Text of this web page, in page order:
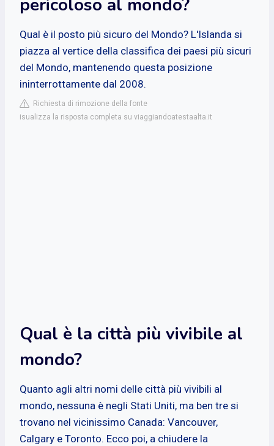
pericoloso al mondo?
Qual è il posto più sicuro del Mondo? L'Islanda si
piazza al vertice della classifica dei paesi più sicuri
del Mondo, mantenendo questa posizione
ininterrottamente dal 2008.
Richiesta di rimozione della fonte
isualizza la risposta completa su viaggiandoatestaalta.it
Qual è la città più vivibile al
mondo?
Quanto agli altri nomi delle città più vivibili al
mondo, nessuna è negli Stati Uniti, ma ben tre si
trovano nel vicinissimo Canada: Vancouver,
Calgary e Toronto. Ecco poi, a chiudere la